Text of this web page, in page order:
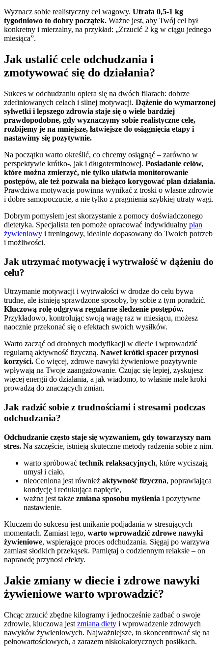
Wyznacz sobie realistyczny cel wagowy. Utrata 0,5-1 kg
tygodniowo to dobry początek. Ważne jest, aby Twój cel był
konkretny i mierzalny, na przykład: „Zrzucić 2 kg w ciągu jednego
miesiąca”.
Jak ustalić cele odchudzania i
zmotywować się do działania?
Sukces w odchudzaniu opiera się na dwóch filarach: dobrze
zdefiniowanych celach i silnej motywacji. Dążenie do wymarzonej
sylwetki i lepszego zdrowia staje się o wiele bardziej
prawdopodobne, gdy wyznaczymy sobie realistyczne cele,
rozbijemy je na mniejsze, łatwiejsze do osiągnięcia etapy i
nastawimy się pozytywnie.
Na początku warto określić, co chcemy osiągnąć – zarówno w
perspektywie krótko-, jak i długoterminowej. Posiadanie celów,
które można zmierzyć, nie tylko ułatwia monitorowanie
postępów, ale też pozwala na bieżąco korygować plan działania.
Prawdziwa motywacja powinna wynikać z troski o własne zdrowie
i dobre samopoczucie, a nie tylko z pragnienia szybkiej utraty wagi.
Dobrym pomysłem jest skorzystanie z pomocy doświadczonego
dietetyka. Specjalista ten pomoże opracować indywidualny plan
żywieniowy i treningowy, idealnie dopasowany do Twoich potrzeb
i możliwości.
Jak utrzymać motywację i wytrwałość w dążeniu do
celu?
Utrzymanie motywacji i wytrwałości w drodze do celu bywa
trudne, ale istnieją sprawdzone sposoby, by sobie z tym poradzić.
Kluczową rolę odgrywa regularne śledzenie postępów.
Przykładowo, kontrolując swoją wagę raz w miesiącu, możesz
naocznie przekonać się o efektach swoich wysiłków.
Warto zacząć od drobnych modyfikacji w diecie i wprowadzić
regularną aktywność fizyczną. Nawet krótki spacer przynosi
korzyści. Co więcej, zdrowe nawyki żywieniowe pozytywnie
wpływają na Twoje zaangażowanie. Czując się lepiej, zyskujesz
więcej energii do działania, a jak wiadomo, to właśnie małe kroki
prowadzą do znaczących zmian.
Jak radzić sobie z trudnościami i stresami podczas
odchudzania?
Odchudzanie często staje się wyzwaniem, gdy towarzyszy nam
stres. Na szczęście, istnieją skuteczne metody radzenia sobie z nim.
warto spróbować technik relaksacyjnych, które wyciszają
umysł i ciało,
nieoceniona jest również aktywność fizyczna, poprawiająca
kondycję i redukująca napięcie,
ważna jest także zmiana sposobu myślenia i pozytywne
nastawienie.
Kluczem do sukcesu jest unikanie podjadania w stresujących
momentach. Zamiast tego, warto wprowadzić zdrowe nawyki
żywieniowe, wspierające proces odchudzania. Sięgaj po warzywa
zamiast słodkich przekąsek. Pamiętaj o codziennym relaksie – on
naprawdę przynosi efekty.
Jakie zmiany w diecie i zdrowe nawyki
żywieniowe warto wprowadzić?
Chcąc zrzucić zbędne kilogramy i jednocześnie zadbać o swoje
zdrowie, kluczowa jest zmiana diety i wprowadzenie zdrowych
nawyków żywieniowych. Najważniejsze, to skoncentrować się na
pełnowartościowych, a zarazem niskokalorycznych posiłkach.